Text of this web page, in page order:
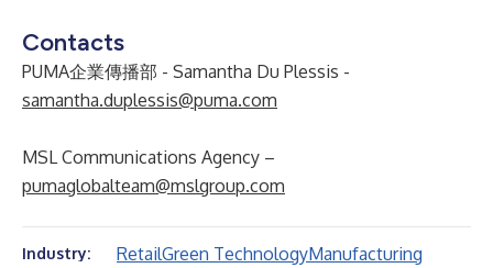
Contacts
PUMA企業傳播部 - Samantha Du Plessis -
samantha.duplessis@puma.com
MSL Communications Agency –
pumaglobalteam@mslgroup.com
Industry: RetailGreen TechnologyManufacturing